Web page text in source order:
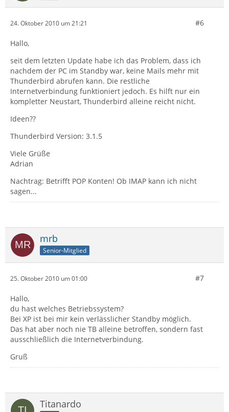
24. Oktober 2010 um 21:21 #6
Hallo,
seit dem letzten Update habe ich das Problem, dass ich
nachdem der PC im Standby war, keine Mails mehr mit
Thunderbird abrufen kann. Die restliche
Internetverbindung funktioniert jedoch. Es hilft nur ein
kompletter Neustart, Thunderbird alleine reicht nicht.
Ideen??
Thunderbird Version: 3.1.5
Viele Grüße
Adrian
Nachtrag: Betrifft POP Konten! Ob IMAP kann ich nicht
sagen...
mrb
Senior-Mitglied
25. Oktober 2010 um 01:00 #7
Hallo,
du hast welches Betriebssystem?
Bei XP ist bei mir kein verlässlicher Standby möglich.
Das hat aber noch nie TB alleine betroffen, sondern fast
ausschließlich die Internetverbindung.
Gruß
Titanardo